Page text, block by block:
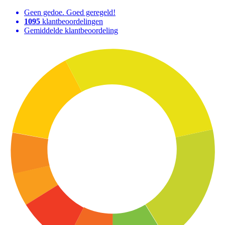
Geen gedoe. Goed geregeld!
1095 klantbeoordelingen
Gemiddelde klantbeoordeling